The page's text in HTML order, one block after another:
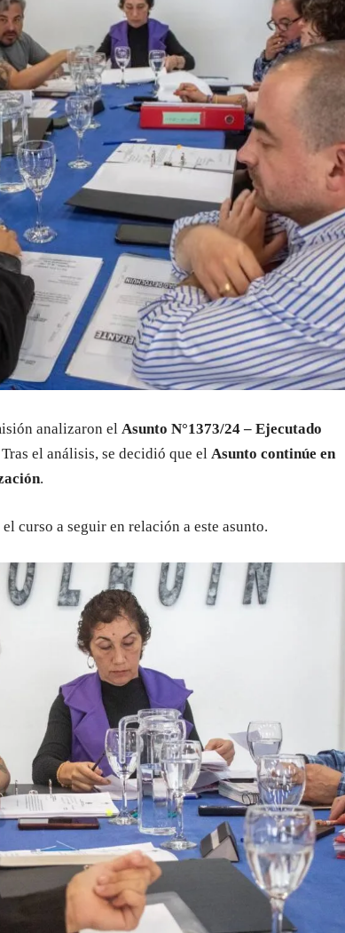
analizaron el Asunto N°1373/24 – Ejecutado
el análisis, se decidió que el Asunto continúe en
.
curso a seguir en relación a este asunto.